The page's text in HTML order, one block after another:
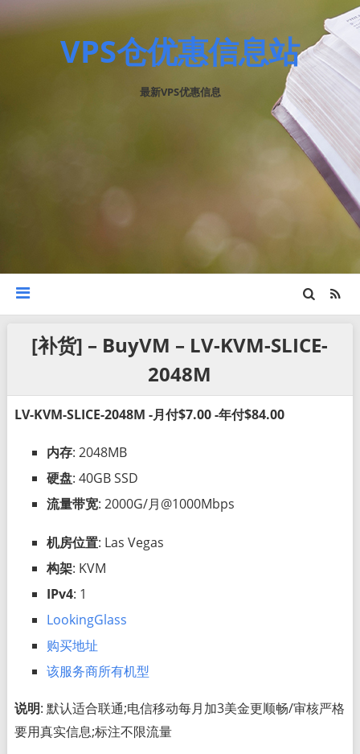
VPS仓优惠信息站
最新VPS优惠信息
[补货] – BuyVM – LV-KVM-SLICE-
2048M
LV-KVM-SLICE-2048M -月付$7.00 -年付$84.00
内存: 2048MB
硬盘: 40GB SSD
流量带宽: 2000G/月@1000Mbps
机房位置: Las Vegas
构架: KVM
IPv4: 1
LookingGlass
购买地址
该服务商所有机型
说明: 默认适合联通;电信移动每月加3美金更顺畅/审核严格
要用真实信息;标注不限流量